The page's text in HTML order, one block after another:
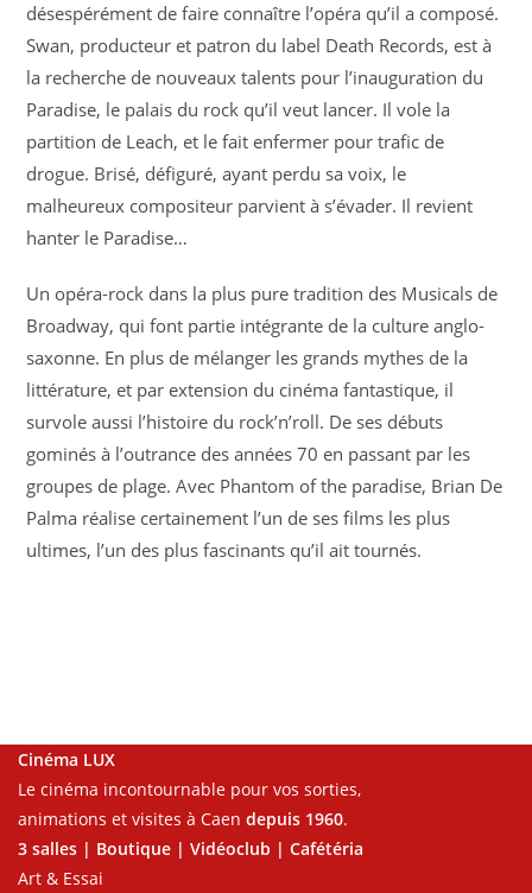
désespérément de faire connaître l’opéra qu’il a composé.
Swan, producteur et patron du label Death Records, est à
la recherche de nouveaux talents pour l’inauguration du
Paradise, le palais du rock qu’il veut lancer. Il vole la
partition de Leach, et le fait enfermer pour trafic de
drogue. Brisé, défiguré, ayant perdu sa voix, le
malheureux compositeur parvient à s’évader. Il revient
hanter le Paradise…
Un opéra-rock dans la plus pure tradition des Musicals de
Broadway, qui font partie intégrante de la culture anglo-
saxonne. En plus de mélanger les grands mythes de la
littérature, et par extension du cinéma fantastique, il
survole aussi l’histoire du rock’n’roll. De ses débuts
gominés à l’outrance des années 70 en passant par les
groupes de plage. Avec Phantom of the paradise, Brian De
Palma réalise certainement l’un de ses films les plus
ultimes, l’un des plus fascinants qu’il ait tournés.
Cinéma LUX
Le cinéma incontournable pour vos sorties,
animations et visites à Caen depuis 1960.
3 salles | Boutique | Vidéoclub | Cafétéria
Art & Essai